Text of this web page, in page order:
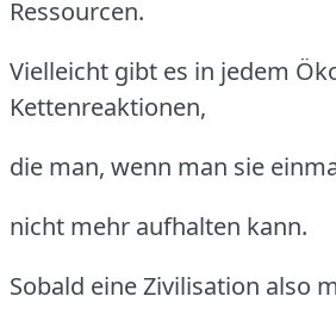
Ressourcen.
Vielleicht gibt es in jedem
Kettenreaktionen,
die man, wenn man sie
nicht mehr aufhalten kann.
Sobald eine Zivilisation also